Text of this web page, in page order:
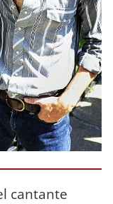
cantante